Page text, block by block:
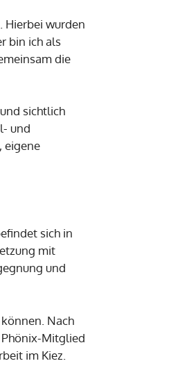
Hierbei wurden
bin ich als
die
sichtlich
und
eigene
sich in
mit
und
Nach
Mitglied
im Kiez.